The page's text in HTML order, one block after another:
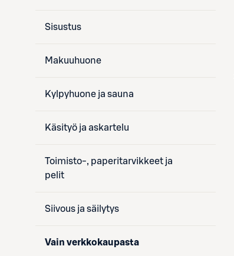
Sisustus
Makuuhuone
Kylpyhuone ja sauna
Käsityö ja askartelu
Toimisto-, paperitarvikkeet ja
pelit
Siivous ja säilytys
Vain verkkokaupasta